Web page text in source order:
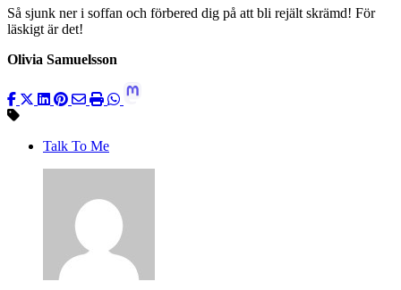
Så sjunk ner i soffan och förbered dig på att bli rejält skrämd! För
läskigt är det!
Olivia Samuelsson
Talk To Me